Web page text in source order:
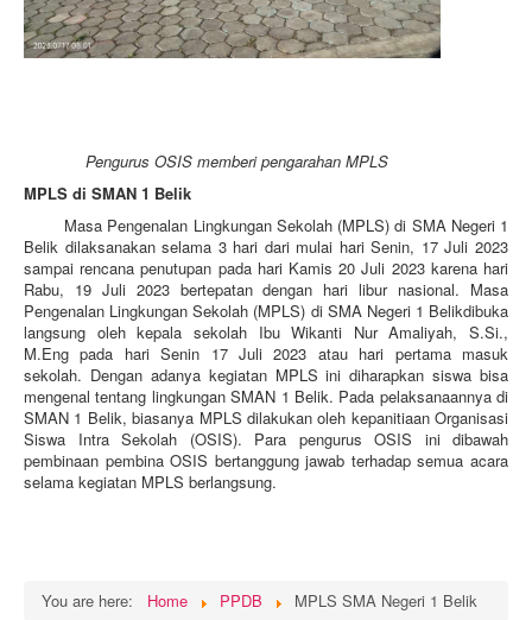
Pengurus OSIS memberi pengarahan MPLS
MPLS di SMAN 1 Belik
Masa Pengenalan Lingkungan Sekolah (MPLS) di SMA Negeri 1
Belik dilaksanakan selama 3 hari dari mulai hari Senin, 17 Juli 2023
sampai rencana penutupan pada hari Kamis 20 Juli 2023 karena hari
Rabu, 19 Juli 2023 bertepatan dengan hari libur nasional. Masa
Pengenalan Lingkungan Sekolah (MPLS) di SMA Negeri 1 Belikdibuka
langsung oleh kepala sekolah Ibu Wikanti Nur Amaliyah, S.Si.,
M.Eng pada hari Senin 17 Juli 2023 atau hari pertama masuk
sekolah. Dengan adanya kegiatan MPLS ini diharapkan siswa bisa
mengenal tentang lingkungan SMAN 1 Belik. Pada pelaksanaannya di
SMAN 1 Belik, biasanya MPLS dilakukan oleh kepanitiaan Organisasi
Siswa Intra Sekolah (OSIS). Para pengurus OSIS ini dibawah
pembinaan pembina OSIS bertanggung jawab terhadap semua acara
selama kegiatan MPLS berlangsung.
You are here: Home PPDB MPLS SMA Negeri 1 Belik